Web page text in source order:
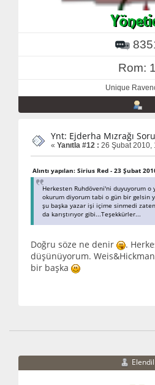
Rom: 1
Unique
Ynt: Ejderha Mızrağı
« Yanıtla #12 : 26 Şubat 2010,
Alıntı yapılan: Sirius Red - 23 Şubat
Herkesten Ruhdöveni'ni duyuyorum
okurum diyorum tabi o gün bir gelsin
şu başka yazar işi içime sinmedi
da karıştırıyor gibi...Teşekkürler...
Doğru söze ne denir
.
düşünüyorum.
bir başka
Elendil